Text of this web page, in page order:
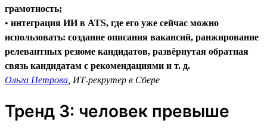
грамотность;
• интеграция ИИ в ATS, где его уже сейчас можно
использовать: создание описания вакансий, ранжирование
релевантных резюме кандидатов, развёрнутая обратная
связь кандидатам с рекомендациями и т. д.
Ольга Петрова , ИТ-рекрутер в Сбере
Тренд 3: человек превыше